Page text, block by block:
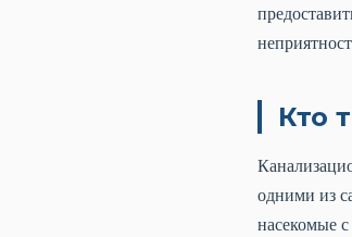
Кто
одними из
насекомые